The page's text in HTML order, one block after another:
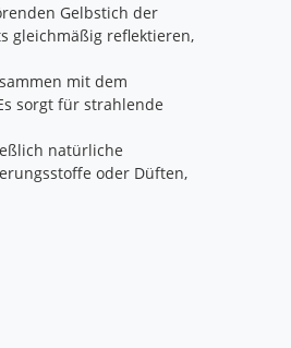
Gelbstich der
gleichmäßig reflektieren,
mit dem
sorgt für strahlende
natürliche
oder Düften,